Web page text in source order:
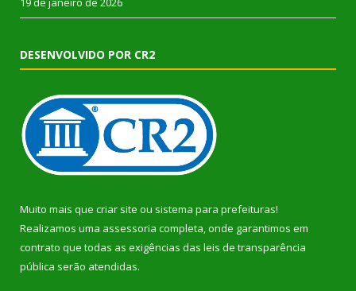
DESENVOLVIDO POR CR2
Muito mais que criar site ou sistema para prefeituras!
Realizamos uma assessoria completa, onde garantimos em
contrato que todas as exigências das leis de transparência
pública serão atendidas.